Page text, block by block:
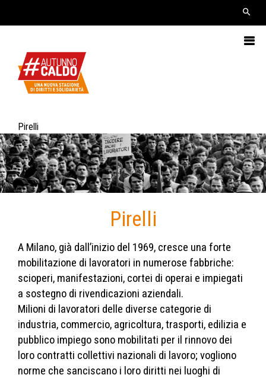
Pirelli
Pirelli
A Milano, già dall’inizio del 1969, cresce una forte
mobilitazione di lavoratori in numerose fabbriche:
scioperi, manifestazioni, cortei di operai e impiegati
a sostegno di rivendicazioni aziendali.
Milioni di lavoratori delle diverse categorie di
industria, commercio, agricoltura, trasporti, edilizia e
pubblico impiego sono mobilitati per il rinnovo dei
loro contratti collettivi nazionali di lavoro; vogliono
norme che sanciscano i loro diritti nei luoghi di